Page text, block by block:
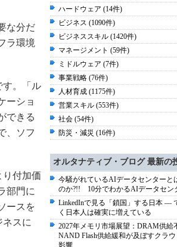
な分だ
ラ環境
す。「ル
ーショ
できる
、ソフ
り付加価
部門に
ースを
スに
ハードウェア (14件)
ビジネス (1090件)
ビジネススキル (1420件)
マネージメント (59件)
ミドルウェア (7件)
事業戦略 (76件)
人材育成 (1175件)
営業スキル (553件)
社会 (54件)
防災・減災 (16件)
オルタナティブ・ブログ 最新の
今騒がれているAIデータセンターと
のか?!! 10分でわかるAIデータセン
LinkedInで見る「鎖国」する日本 ―
く日本人は確実に増えている
2027年メモリ市場展望：DRAM供給
NAND Flash供給緩和が及ぼすクラ
影響